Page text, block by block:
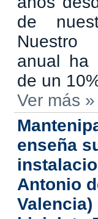
de
anual ha
de un
Ver más »
enseña
Antonio